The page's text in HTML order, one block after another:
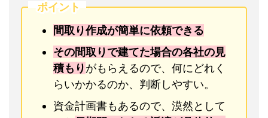
ポイント
間取り作成が簡単に依頼できる
その間取りで建てた場合の各社の見
積もりがもらえるので、何にどれく
らいかかるのか、判断しやすい。
資金計画書もあるので、漠然として